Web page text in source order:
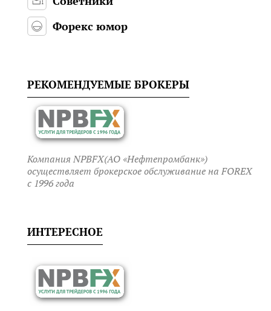
Форекс юмор
РЕКОМЕНДУЕМЫЕ БРОКЕРЫ
Компания NPBFX(АО «Нефтепромбанк»)
осуществляет брокерское обслуживание на FOREX
c 1996 года
ИНТЕРЕСНОЕ